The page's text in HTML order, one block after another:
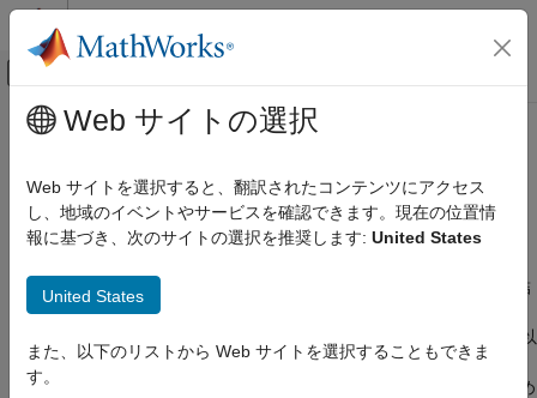
コンテンツへスキップ
オフキャンバス ナビゲーション メ
ドキュメンテーションのホーム
コード検証
Polyspace Access
カテゴリ
Polyspace Access レビューの例
Polyspace Access レポート生成の例
メインコンテンツ
Polyspace Accessレビューの例
Polyspace® の結果をレビューし、問題を重大度により順位付け
し、レビュー情報をコードに追加する
反、およびその他の問題が結果リストに示されます。また、各結
果に対応する部分のソース コードが強調表示されます。
を使用してこれらの問題をレビューして、以
降のステップを重大度により順位付けします。Polyspace では、
さまざまなワークフローで結果のレビュー プロセスを容易に進め
Web サイトの選択
Web サイトを選択すると、翻訳されたコンテンツにアクセス
し、地域のイベントやサービスを確認できます。現在の位置情
報に基づき、次のサイトの選択を推奨します: United States
United States
また、以下のリストから Web サイトを選択することもできま
す。